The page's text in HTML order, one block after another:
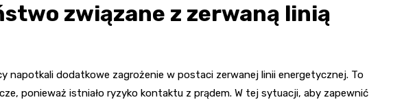
związane z zerwaną linią
napotkali dodatkowe zagrożenie w postaci zerwanej linii energetycznej. To
ponieważ istniało ryzyko kontaktu z prądem. W tej sytuacji, aby zapewnić